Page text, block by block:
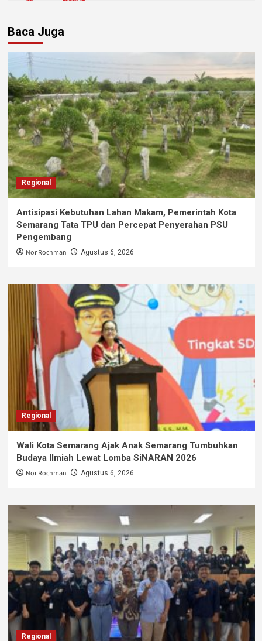
Baca Juga
Regional
Antisipasi Kebutuhan Lahan Makam, Pemerintah Kota
Semarang Tata TPU dan Percepat Penyerahan PSU
Pengembang
Nor Rochman Agustus 6, 2026
Regional
Wali Kota Semarang Ajak Anak Semarang Tumbuhkan
Budaya Ilmiah Lewat Lomba SiNARAN 2026
Nor Rochman Agustus 6, 2026
Regional